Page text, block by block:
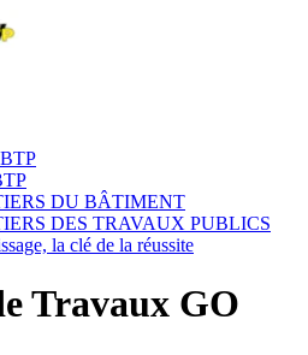
DU BÂTIMENT
DES TRAVAUX PUBLICS
la clé de la réussite
Travaux GO